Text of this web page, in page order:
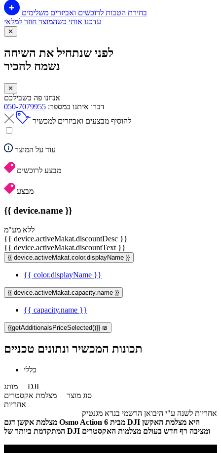
בחירת הטבות לרוכשים ואביזרים משלימים
עדכנו אותי כשהמוצר חוזר למלאי
✕
לפני שנתחיל את השיחה
נשמח להכיר
✕
אנחנו פה בשבילכם
דברו איתנו במספר: 050-7079955
להוסיף מבצעים ואביזרים למכשיר
עוד על המוצר
מבצע לרוכשים
מבצע
{{ device.name }}
ללא מע"מ
{{ device.activeMakat.discountDesc }}
{{ device.activeMakat.discountText }}
{{ device.activeMakat.color.displayName }}
{{ color.displayName }}
{{ device.activeMakat.capacity.name }}
{{ capacity.name }}
{{getAdditionalsPriceSelected()}} ₪
תכונות המכשיר ונתונים טכניים
כללי
מותג DJI
סוג מוצר מצלמת אקסטרים
אחריות
אחריות לשנה ע"י היבואן הרשמי בנדא מגנטיק
מצלמת אקשן דגם Osmo Action 6 מבית DJI היא מצלמת האקשן
המתקדמת ביותר של DJI ומציבה רף חדש בעולם מצלמות האקסטרים